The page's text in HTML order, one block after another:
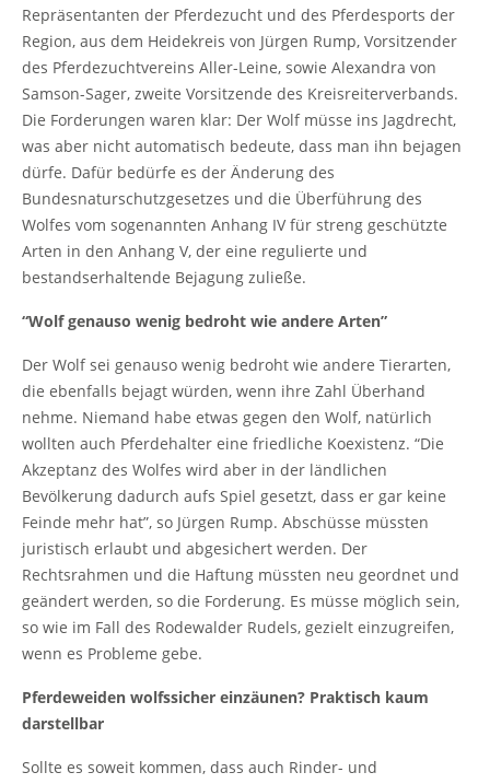
Repräsentanten der Pferdezucht und des Pferdesports der
Region, aus dem Heidekreis von Jürgen Rump, Vorsitzender
des Pferdezuchtvereins Aller-Leine, sowie Alexandra von
Samson-Sager, zweite Vorsitzende des Kreisreiterverbands.
Die Forderungen waren klar: Der Wolf müsse ins Jagdrecht,
was aber nicht automatisch bedeute, dass man ihn bejagen
dürfe. Dafür bedürfe es der Änderung des
Bundesnaturschutzgesetzes und die Überführung des
Wolfes vom sogenannten Anhang IV für streng geschützte
Arten in den Anhang V, der eine regulierte und
bestandserhaltende Bejagung zuließe.
“Wolf genauso wenig bedroht wie andere Arten”
Der Wolf sei genauso wenig bedroht wie andere Tierarten,
die ebenfalls bejagt würden, wenn ihre Zahl Überhand
nehme. Niemand habe etwas gegen den Wolf, natürlich
wollten auch Pferdehalter eine friedliche Koexistenz. “Die
Akzeptanz des Wolfes wird aber in der ländlichen
Bevölkerung dadurch aufs Spiel gesetzt, dass er gar keine
Feinde mehr hat”, so Jürgen Rump. Abschüsse müssten
juristisch erlaubt und abgesichert werden. Der
Rechtsrahmen und die Haftung müssten neu geordnet und
geändert werden, so die Forderung. Es müsse möglich sein,
so wie im Fall des Rodewalder Rudels, gezielt einzugreifen,
wenn es Probleme gebe.
Pferdeweiden wolfssicher einzäunen? Praktisch kaum
darstellbar
Sollte es soweit kommen, dass auch Rinder- und